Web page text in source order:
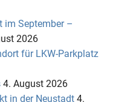
im September –
2026
für LKW-Parkplatz
4. August 2026
in der Neustadt 4.